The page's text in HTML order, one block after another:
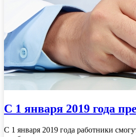
С 1 января 2019 года
С 1 января 2019 года работники